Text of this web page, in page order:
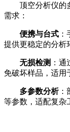
顶空分析仪的多
需求：
便携与台式
提供更稳定的分析
无损检测 ：
免破坏样品，适用
多参数分析：
等参数，适配复杂